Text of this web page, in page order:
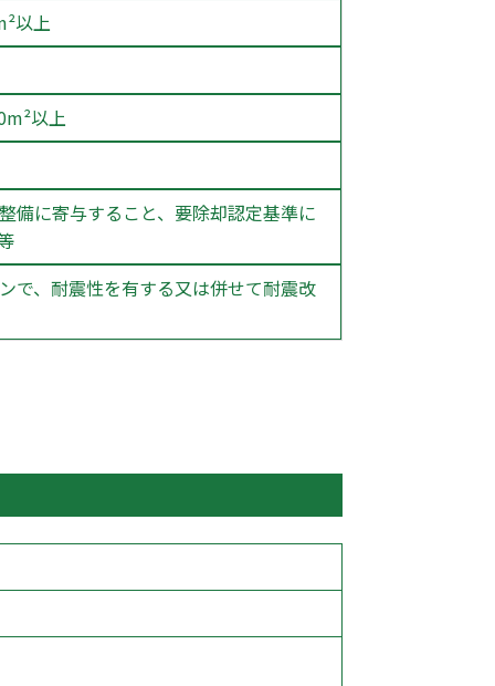
以上
以上
備に寄与すること、要除却認定基準に
で、耐震性を有する又は併せて耐震改